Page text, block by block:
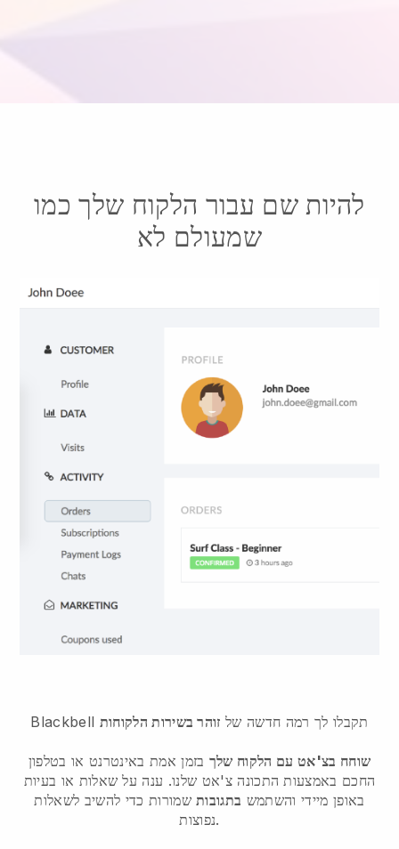
להיות שם עבור הלקוח שלך כמו
שמעולם לא
Blackbell תקבלו לך רמה חדשה של זוהר בשירות הלקוחות
שוחח בצ'אט עם הלקוח שלך בזמן אמת באינטרנט או בטלפון
החכם באמצעות התכונה צ'אט שלנו. ענה על שאלות או בעיות
באופן מיידי והשתמש בתגובותשמורות כדי להשיב לשאלות
נפוצות.